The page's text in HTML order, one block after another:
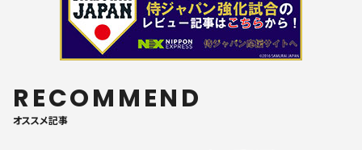
RECOMMEND
オススメ記事